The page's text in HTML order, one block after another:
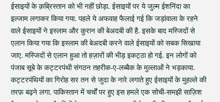
ईसाइयों के क़ब्रिस्तान को भी नहीं छोड़ा. ईसाइयों पर ये जुल्म ईशनिंदा का
इल्जाम लगाकर किया गया. पहले ये अफवाह फैलाई गई कि जड़ांवाला के रहने
वाले ईसाइयों ने इस्लाम और कुरान की बेअदबी की है. इसके बाद मस्जिदों से
एलान किया गया कि इस्लाम की बेअदबी करने वाले ईसाइयों को सबक सिखाया
जाए. मस्जिदों से एलान हुआ तो हज़ारों की भीड़ इकट्ठा हो गई. इन लोगों को
पंजाब सूबे के कट्टरपंथी संगठन तहरीक-ए-लब्बैक के मुल्लाओं ने भड़काया.
कट्टरपंथियों का गिरोह सर तन से जुदा के नारे लगाते हुए ईसाइयों के मुहल्ले की
तरफ़ बढ़ने लगा. पाकिस्तान में चर्चों पर हुए इस हमले एक सोची-समझी साज़िश